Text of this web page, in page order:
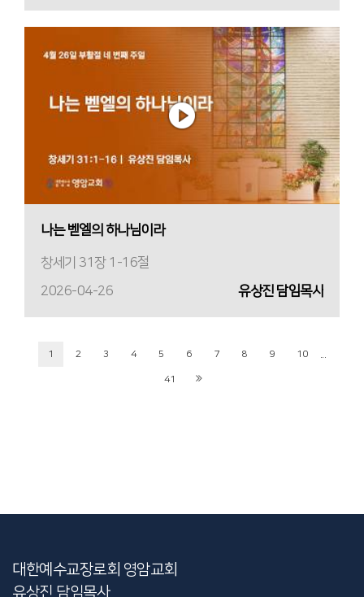
나는 벧엘의 하나님이라
창세기 31장 1-16절
2026-04-26
유상진 담임목사
1 2 3 4 5 6 7 8 9 10
41
대한예수교장로회 영암교회
유상진 담임목사